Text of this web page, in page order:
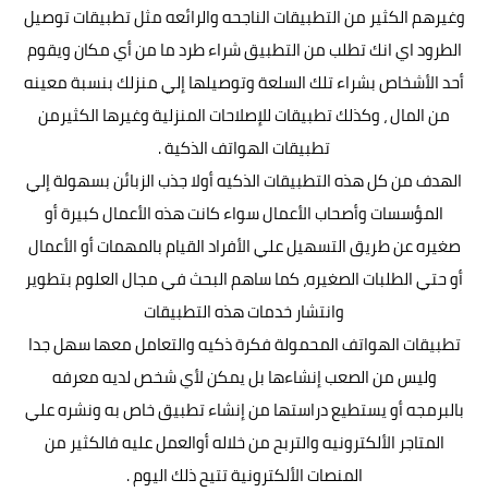
وغيرهم الكثير من التطبيقات الناجحه والرائعه مثل تطبيقات توصيل
الطرود اي انك تطلب من التطبيق شراء طرد ما من أي مكان ويقوم
أحد الأشخاص بشراء تلك السلعة وتوصيلها إلي منزلك بنسبة معينه
من المال ، وكذلك تطبيقات للإصلاحات المنزلية وغيرها الكثيرمن
تطبيقات الهواتف الذكية .
الهدف من كل هذه التطبيقات الذكيه أولا جذب الزبائن بسهولة إلي
المؤسسات وأصحاب الأعمال سواء كانت هذه الأعمال كبيرة أو
صغيره عن طريق التسهيل علي الأفراد القيام بالمهمات أو الأعمال
أو حتي الطلبات الصغيره، كما ساهمالبحث في مجال العلومبتطوير
وانتشار خدمات هذه التطبيقات
تطبيقات الهواتف المحمولة فكرة ذكيه والتعامل معها سهل جدا
وليس من الصعب إنشاءها بل يمكن لأي شخص لديه معرفه
بالبرمجه أو يستطيع دراستها من إنشاء تطبيق خاص به ونشره علي
المتاجر الألكترونيه والتربح من خلاله أوالعمل عليه فالكثير من
المنصات الألكترونية تتيح ذلك اليوم .